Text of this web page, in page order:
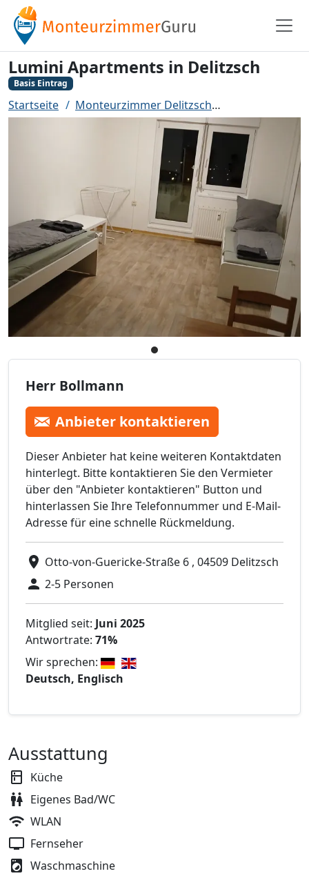
Lumini Apartments in Delitzsch
Basis Eintrag
Startseite Monteurzimmer Delitzsch
Herr Bollmann
Anbieter kontaktieren
Dieser Anbieter hat keine weiteren Kontaktdaten
hinterlegt. Bitte kontaktieren Sie den Vermieter
über den "Anbieter kontaktieren" Button und
hinterlassen Sie Ihre Telefonnummer und E-Mail-
Adresse für eine schnelle Rückmeldung.
Otto-von-Guericke-Straße 6 , 04509 Delitzsch
2-5 Personen
Mitglied seit: Juni 2025
Antwortrate: 71%
Wir sprechen:
Deutsch, Englisch
Ausstattung
Küche
Eigenes Bad/WC
WLAN
Fernseher
Waschmaschine